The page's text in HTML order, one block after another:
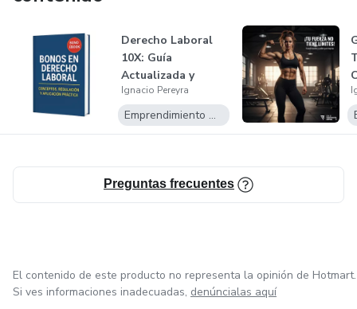
Aquí encontrarás contenido diseñado para maximizar tu
productividad, eliminar la confusión y llevarte directo al
éxito digital. Si buscas monetizar tu conocimiento de forma
efectiva, estás en el lugar indicado.
ahora.
Derecho Laboral
10X: Guía
Actualizada y
Confiable
Ignacio Pereyra
Emprendimiento Digital
Preguntas frecuentes
El contenido de este producto no representa la opinión de Hotmart.
Si ves informaciones inadecuadas, denúncialas aquí